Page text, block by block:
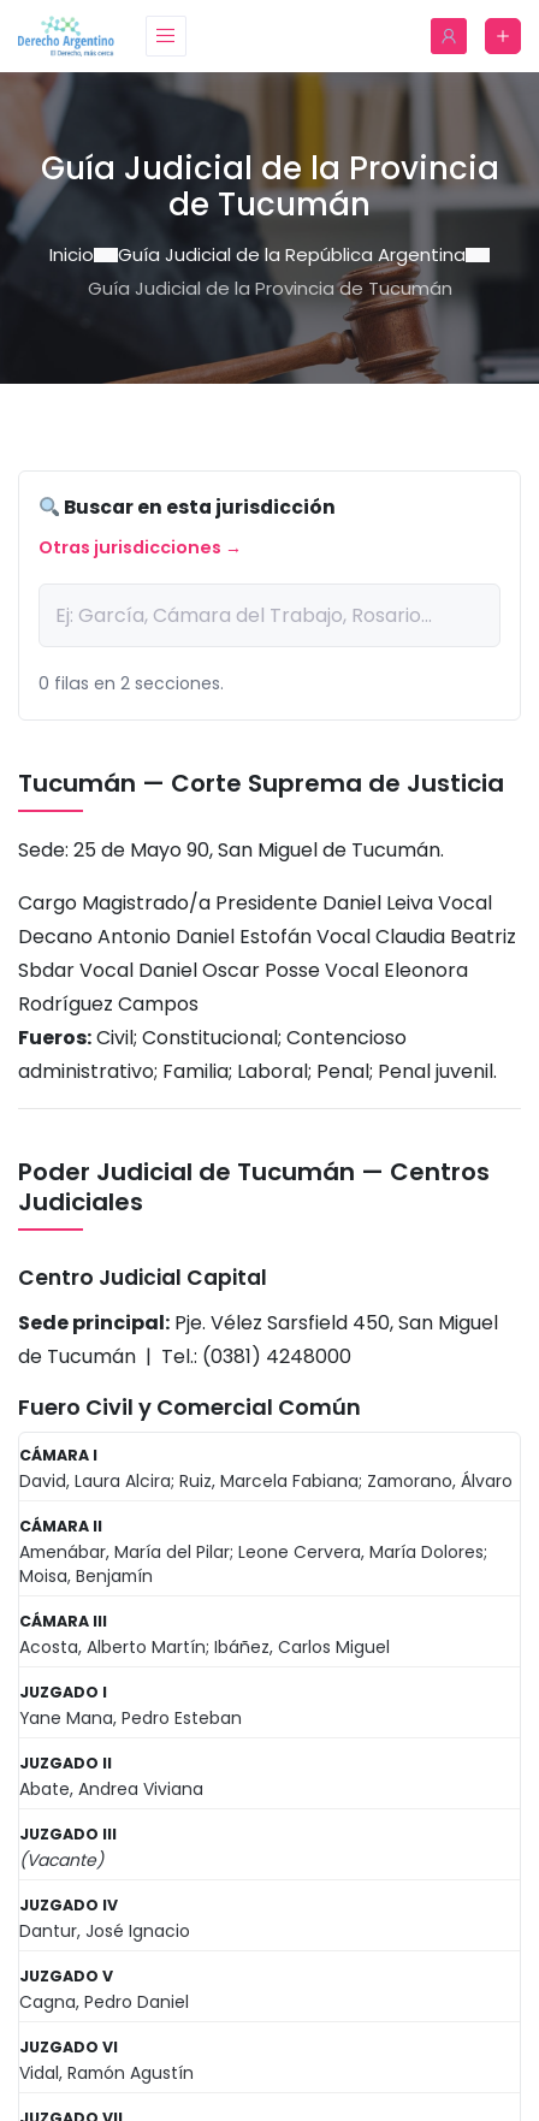
Guía Judicial de la Provincia
de Tucumán
Inicio
Guía Judicial de la República Argentina
Guía Judicial de la Provincia de Tucumán
Buscar en esta jurisdicción
Otras jurisdicciones →
0 filas en 2 secciones.
Tucumán — Corte Suprema de Justicia
Sede: 25 de Mayo 90, San Miguel de Tucumán.
Cargo Magistrado/a Presidente Daniel Leiva Vocal
Decano Antonio Daniel Estofán Vocal Claudia Beatriz
Sbdar Vocal Daniel Oscar Posse Vocal Eleonora
Rodríguez Campos
Fueros:Civil; Constitucional; Contencioso
administrativo; Familia; Laboral; Penal; Penal juvenil.
Poder Judicial de Tucumán — Centros
Judiciales
Centro Judicial Capital
Sede principal: Pje. Vélez Sarsfield 450, San Miguel
de Tucumán | Tel.: (0381) 4248000
Fuero Civil y Comercial Común
CÁMARA I
David, Laura Alcira; Ruiz, Marcela Fabiana; Zamorano, Álvaro
CÁMARA II
Amenábar, María del Pilar; Leone Cervera, María Dolores;
Moisa, Benjamín
CÁMARA III
Acosta, Alberto Martín; Ibáñez, Carlos Miguel
JUZGADO I
Yane Mana, Pedro Esteban
JUZGADO II
Abate, Andrea Viviana
JUZGADO III
(Vacante)
JUZGADO IV
Dantur, José Ignacio
JUZGADO V
Cagna, Pedro Daniel
JUZGADO VI
Vidal, Ramón Agustín